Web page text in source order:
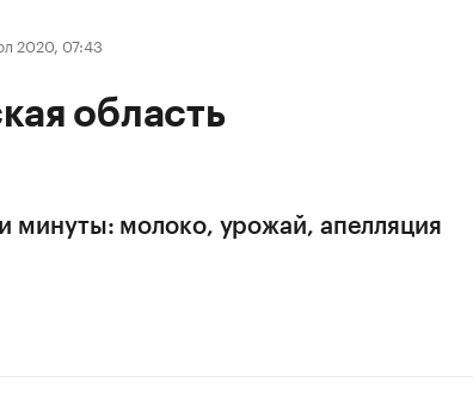
2020, 07:43
область
минуты: молоко, урожай, апелляция